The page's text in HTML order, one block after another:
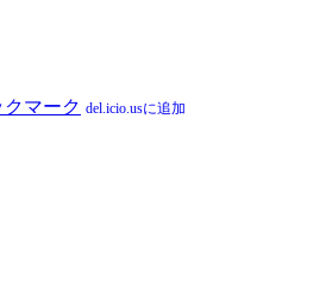
del.icio.usに追加